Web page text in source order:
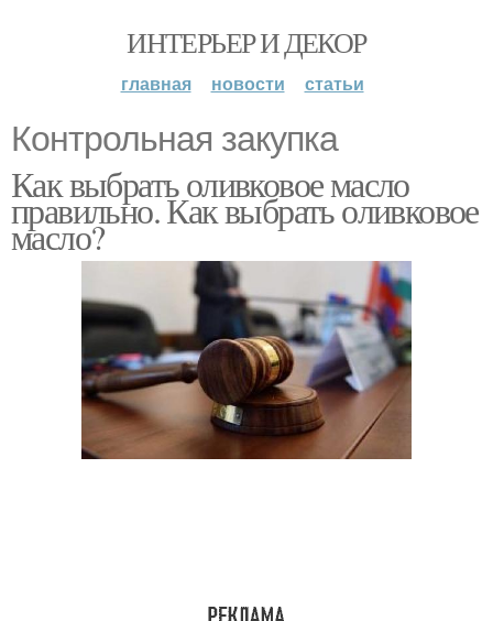
ИНТЕРЬЕР И ДЕКОР
главная новости статьи
Контрольная закупка
Как выбрать оливковое масло
правильно. Как выбрать оливковое
масло?